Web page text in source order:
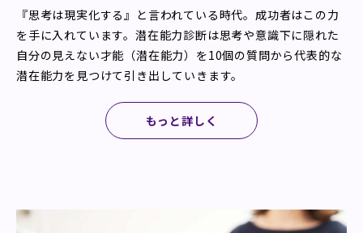
『思考は現実化する』と言われている時代。成功者はこの力
を手に入れています。潜在能力診断は思考や意識下に隠れた
自分の見えない才能（潜在能力）を10個の質問から代表的な
潜在能力を見つけて引き出していきます。
もっと詳しく